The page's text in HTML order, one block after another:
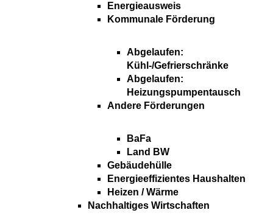
Energieausweis
Kommunale Förderung
Abgelaufen:
Kühl-/Gefrierschränke
Abgelaufen:
Heizungspumpentausch
Andere Förderungen
BaFa
Land BW
Gebäudehülle
Energieeffizientes Haushalten
Heizen / Wärme
Nachhaltiges Wirtschaften